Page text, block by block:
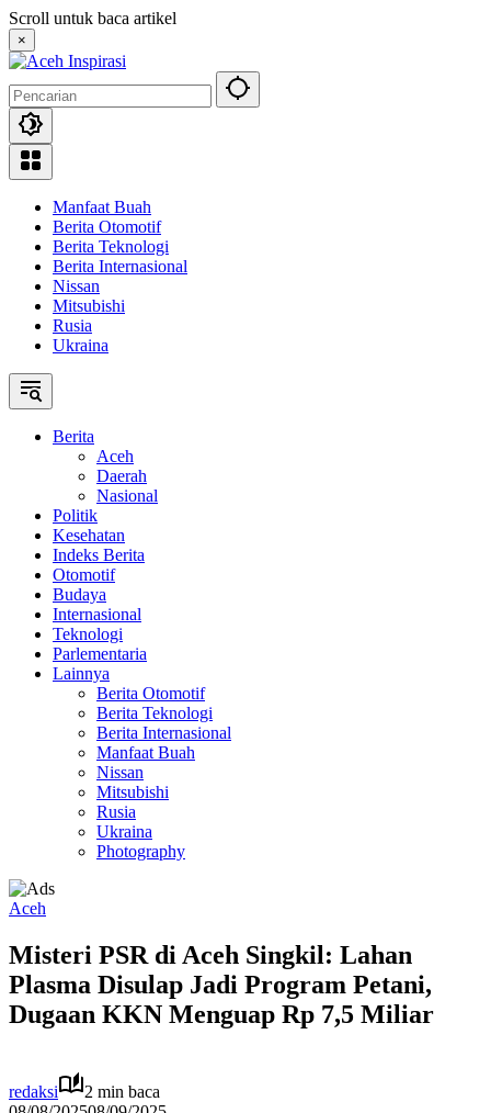
Langsung
ke
konten
Scroll untuk baca artikel
×
Manfaat Buah
Berita Otomotif
Berita Teknologi
Berita Internasional
Nissan
Mitsubishi
Rusia
Ukraina
Berita
Aceh
Daerah
Nasional
Politik
Kesehatan
Indeks Berita
Otomotif
Budaya
Internasional
Teknologi
Parlementaria
Lainnya
Berita Otomotif
Berita Teknologi
Berita Internasional
Manfaat Buah
Nissan
Mitsubishi
Rusia
Ukraina
Photography
Aceh
Misteri PSR di Aceh Singkil: Lahan
Plasma Disulap Jadi Program Petani,
Dugaan KKN Menguap Rp 7,5 Miliar
redaksi
2 min baca